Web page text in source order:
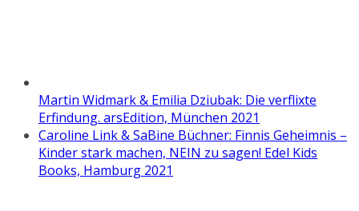
Martin Widmark & Emilia Dziubak: Die verflixte
Erfindung. arsEdition, München 2021
Caroline Link & SaBine Büchner: Finnis Geheimnis –
Kinder stark machen, NEIN zu sagen! Edel Kids
Books, Hamburg 2021